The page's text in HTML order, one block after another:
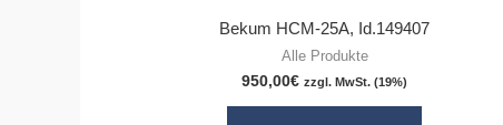
Bekum HCM-25A, Id.149407
Alle Produkte
950,00€ zzgl. MwSt. (19%)